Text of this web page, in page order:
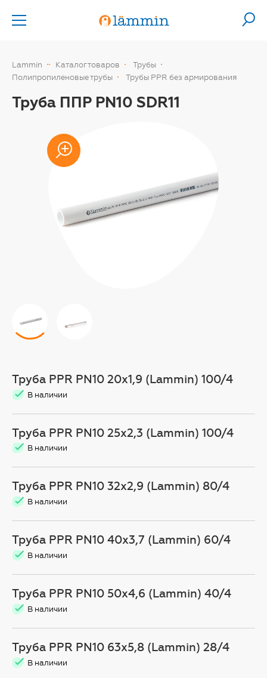
Lammin Каталог товаров
Трубы
Полипропиленовые трубы
Трубы PPR без армирования
Труба ППР PN10 SDR11
Труба PPR PN10 20х1,9 (Lammin) 100/4
В наличии
Труба PPR PN10 25х2,3 (Lammin) 100/4
В наличии
Труба PPR PN10 32х2,9 (Lammin) 80/4
В наличии
Труба PPR PN10 40х3,7 (Lammin) 60/4
В наличии
Труба PPR PN10 50х4,6 (Lammin) 40/4
В наличии
Труба PPR PN10 63х5,8 (Lammin) 28/4
В наличии